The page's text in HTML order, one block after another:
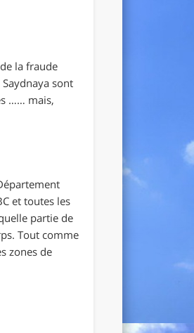
la fraude
sont
…… mais,
et toutes les
partie de
Tout comme
zones de